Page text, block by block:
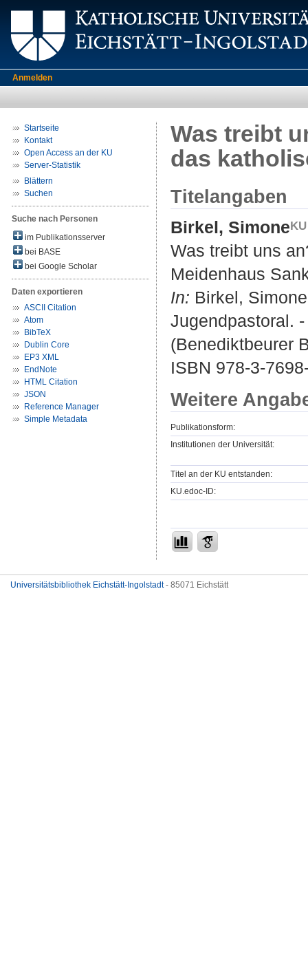
Anmelden
Startseite
Kontakt
Open Access an der KU
Server-Statistik
Blättern
Suchen
Suche nach Personen
im Publikationsserver
bei BASE
bei Google Scholar
Daten exportieren
ASCII Citation
Atom
BibTeX
Dublin Core
EP3 XML
EndNote
HTML Citation
JSON
Reference Manager
Simple Metadata
Was treibt
das
Titelangaben
Birkel, Simone
Was treibt uns
Meidenhaus
In: Birkel,
Jugendpastoral.
(Benediktbeurer
ISBN 978-3-
Weitere
Publikationsform:
Institutionen der Universität:
Titel an der KU entstanden:
KU.edoc-ID:
Universitätsbibliothek Eichstätt-Ingolstadt- 85071 Eichstätt